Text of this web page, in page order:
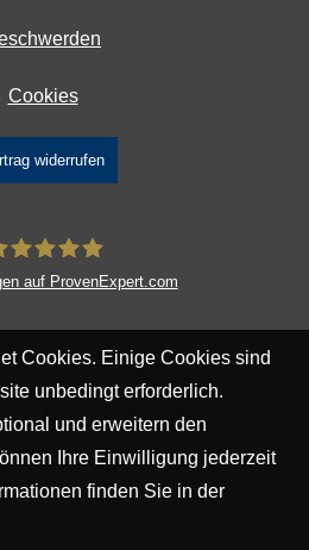
Cookies
widerrufen
Co. KG
auf ProvenExpert.com
Cookies. Einige Cookies sind
unbedingt erforderlich.
und erweitern den
Ihre Einwilligung jederzeit
finden Sie in der